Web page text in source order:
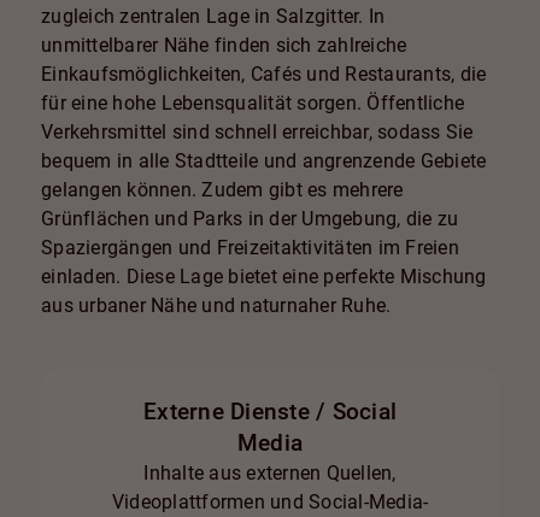
zugleich zentralen Lage in Salzgitter. In
unmittelbarer Nähe finden sich zahlreiche
Einkaufsmöglichkeiten, Cafés und Restaurants, die
für eine hohe Lebensqualität sorgen. Öffentliche
Verkehrsmittel sind schnell erreichbar, sodass Sie
bequem in alle Stadtteile und angrenzende Gebiete
gelangen können. Zudem gibt es mehrere
Grünflächen und Parks in der Umgebung, die zu
Spaziergängen und Freizeitaktivitäten im Freien
einladen. Diese Lage bietet eine perfekte Mischung
aus urbaner Nähe und naturnaher Ruhe.
Externe Dienste / Social
Media
Inhalte aus externen Quellen,
Videoplattformen und Social-Media-